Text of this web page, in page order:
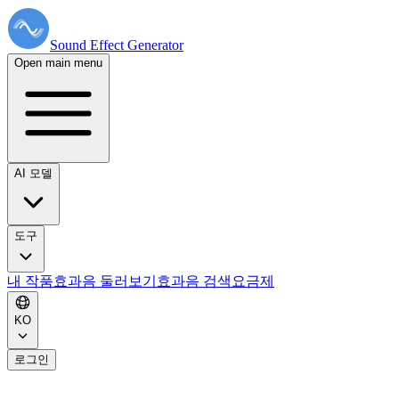
Sound Effect Generator
Open main menu
AI 모델
도구
내 작품효과음 둘러보기 효과음 검색 요금제
KO
로그인